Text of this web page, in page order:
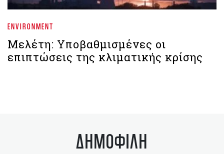
ENVIRONMENT
Μελέτη: Υποβαθμισμένες οι
επιπτώσεις της κλιματικής κρίσης
ΔΗΜΟΦΙΛΗ